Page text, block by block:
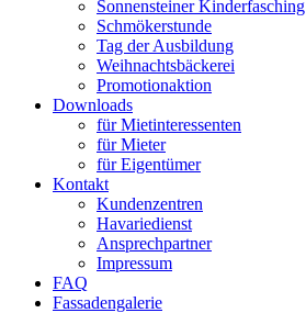
Sonnensteiner Kinderfasching
Schmökerstunde
Tag der Ausbildung
Weihnachtsbäckerei
Promotionaktion
Downloads
für Mietinteressenten
für Mieter
für Eigentümer
Kontakt
Kundenzentren
Havariedienst
Ansprechpartner
Impressum
FAQ
Fassadengalerie